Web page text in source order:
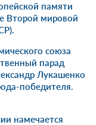
памяти
Второй мировой
союза
парад
Лукашенко
победителя.
намечается